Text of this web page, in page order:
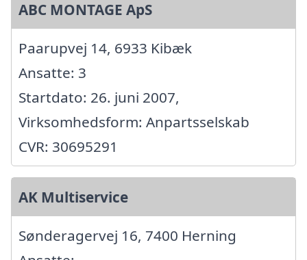
ABC MONTAGE ApS
Paarupvej 14, 6933 Kibæk
Ansatte: 3
Startdato: 26. juni 2007,
Virksomhedsform: Anpartsselskab
CVR: 30695291
AK Multiservice
Sønderagervej 16, 7400 Herning